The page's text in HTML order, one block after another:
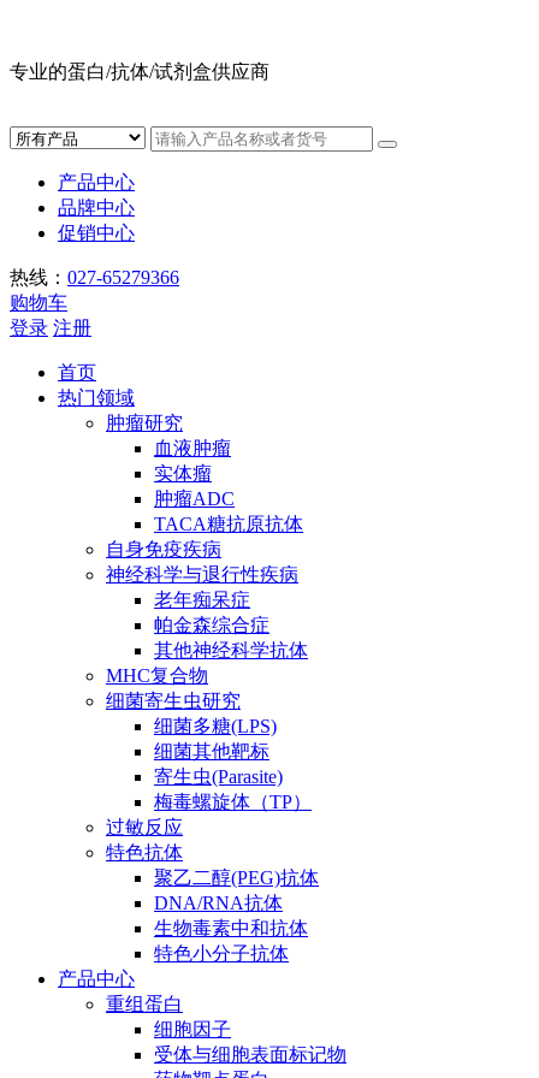
专业的蛋白/抗体/试剂盒供应商
产品中心
品牌中心
促销中心
热线： 027-65279366
购物车
登录 注册
首页
热门领域
肿瘤研究
血液肿瘤
实体瘤
肿瘤ADC
TACA糖抗原抗体
自身免疫疾病
神经科学与退行性疾病
老年痴呆症
帕金森综合症
其他神经科学抗体
MHC复合物
细菌寄生虫研究
细菌多糖(LPS)
细菌其他靶标
寄生虫(Parasite)
梅毒螺旋体（TP）
过敏反应
特色抗体
聚乙二醇(PEG)抗体
DNA/RNA抗体
生物毒素中和抗体
特色小分子抗体
产品中心
重组蛋白
细胞因子
受体与细胞表面标记物